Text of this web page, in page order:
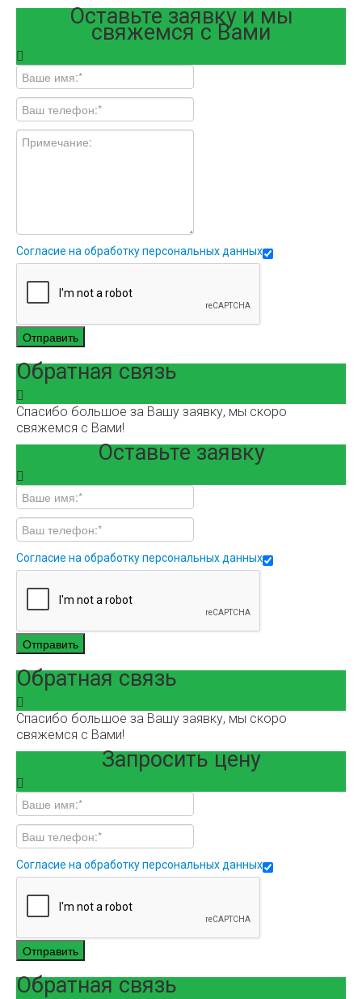
Оставьте заявку и мы
свяжемся с Вами
Согласие на обработку персональных данных
Отправить
Обратная связь
Спасибо большое за Вашу заявку, мы скоро
свяжемся с Вами!
Оставьте заявку
Согласие на обработку персональных данных
Отправить
Обратная связь
Спасибо большое за Вашу заявку, мы скоро
свяжемся с Вами!
Запросить цену
Согласие на обработку персональных данных
Отправить
Обратная связь